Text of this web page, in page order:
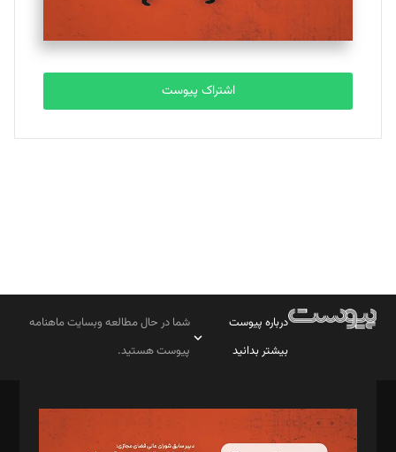
مصطفی مسجدی آرانی
تحریریه
بابک نقاش
تحریریه
اشتراک پیوست
درباره پیوست
بیشتر بدانید
شما در حال مطالعه وبسایت ماهنامه
پیوست هستید.
مدیر مسئول: محمدباقر اثنی‌عشری
سردبیر: مهرک محمودی